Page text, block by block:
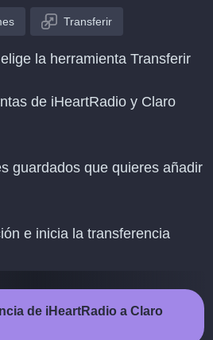
Transferir
la herramienta Transferir
de iHeartRadio y Claro
guardados que quieres añadir
e inicia la transferencia
de iHeartRadio a Claro